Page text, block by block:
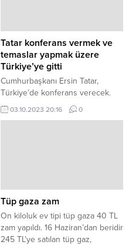
Tatar konferans vermek ve
temaslar yapmak üzere
Türkiye’ye gitti
Cumhurbaşkanı Ersin Tatar,
Türkiye’de konferans verecek.
Tatar, Türkiye Cumhuriyeti’nde
temaslarda bulunmak amacıyla
Cumhurbaşkanı Ersin Tatar,
Türkiye’de bulunduğu süre içinde
bir dizi temaslarda bulunacak.
03.10.2023 20:16 0
Tüp gaza zam
On kiloluk ev tipi tüp gaza 40 TL
zam yapıldı. 16 Haziran’dan beridir
245 TL’ye satılan tüp gaz,